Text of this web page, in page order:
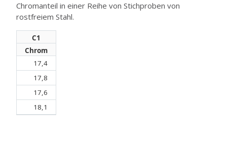
Chromanteil in einer Reihe von Stichproben von
rostfreiem Stahl.
C1
Chrom
17,4
17,8
17,6
18,1